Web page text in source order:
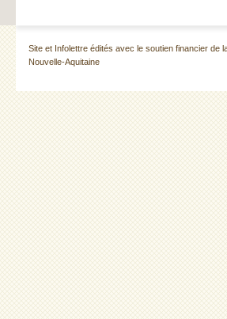
Site et Infolettre édités avec le soutien financier de
Nouvelle-Aquitaine